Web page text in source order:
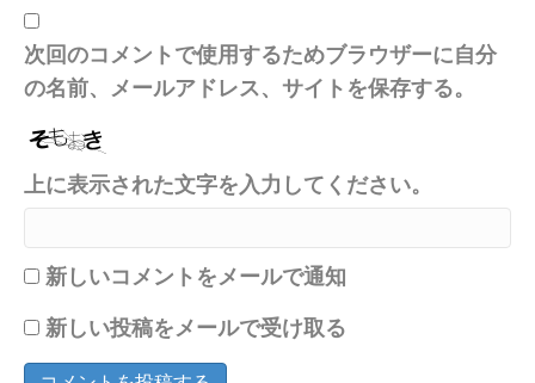
次回のコメントで使用するためブラウザーに自分
の名前、メールアドレス、サイトを保存する。
上に表示された文字を入力してください。
新しいコメントをメールで通知
新しい投稿をメールで受け取る